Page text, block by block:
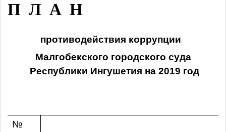
П Л А Н
противодействия коррупции
Малгобекского городского суда
Республики Ингушетия на 2019 год
№